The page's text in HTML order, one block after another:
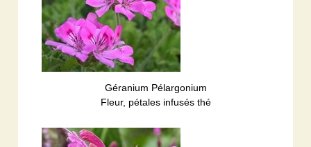
Géranium Pélargonium
Fleur, pétales infusés thé